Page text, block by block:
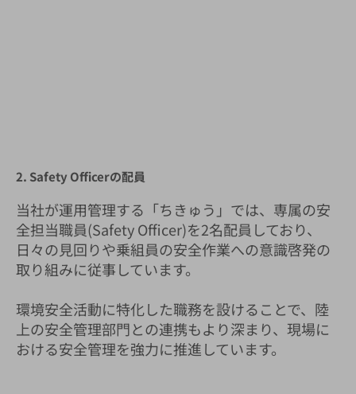
2. Safety Officerの配員
当社が運用管理する「ちきゅう」では、専属の安
全担当職員(Safety Officer)を2名配員しており、
日々の見回りや乗組員の安全作業への意識啓発の
取り組みに従事しています。
環境安全活動に特化した職務を設けることで、陸
上の安全管理部門との連携もより深まり、現場に
おける安全管理を強力に推進しています。